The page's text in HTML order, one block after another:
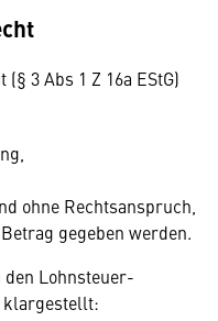
3 Abs 1 Z 16a EStG)
ohne Rechtsanspruch,
gegeben werden.
Lohnsteuer-
klargestellt: